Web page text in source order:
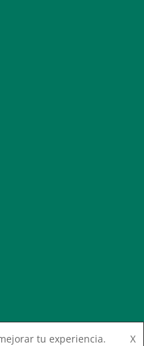
tu experiencia. X